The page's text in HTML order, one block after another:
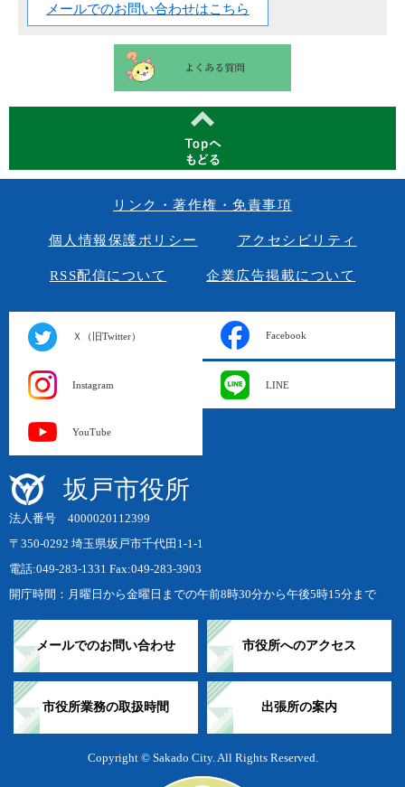
メールでのお問い合わせはこちら
リンク・著作権・免責事項
個人情報保護ポリシー アクセシビリティ
RSS配信について 企業広告掲載について
Ｘ（旧Twitter） Facebook
Instagram LINE
YouTube
坂戸市役所
法人番号 4000020112399
〒350-0292 埼玉県坂戸市千代田1-1-1
電話:049-283-1331 Fax:049-283-3903
開庁時間：月曜日から金曜日までの午前8時30分から午後5時15分まで
メールでのお問い合わせ 市役所へのアクセス
市役所業務の取扱時間 出張所の案内
Copyright © Sakado City. All Rights Reserved.